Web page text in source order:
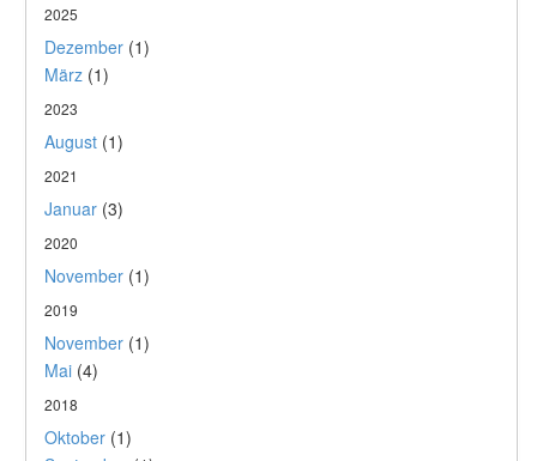
2025
Dezember (1)
März (1)
2023
August (1)
2021
Januar (3)
2020
November (1)
2019
November (1)
Mai (4)
2018
Oktober (1)